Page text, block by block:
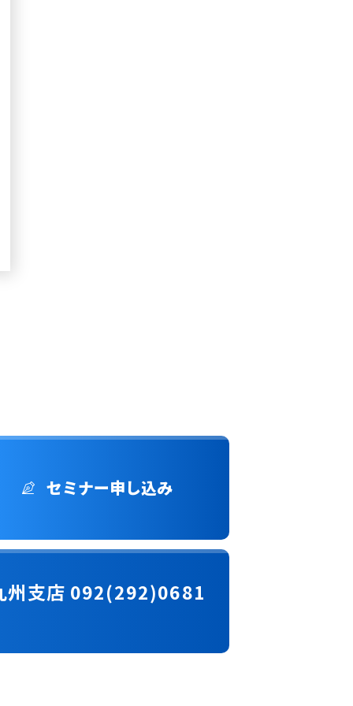
セミナー申し込み
州支店 092(292)0681